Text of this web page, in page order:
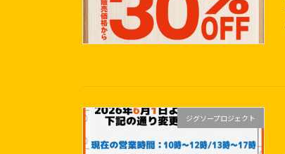
ジグソープロジェクト